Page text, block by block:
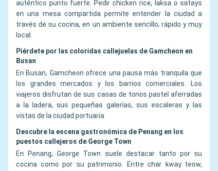
auténtico punto fuerte. Pedir chicken rice, laksa o satays
en una mesa compartida permite entender la ciudad a
través de su cocina, en un ambiente sencillo, rápido y muy
local.
Piérdete por las coloridas callejuelas de Gamcheon en
Busan
En Busan, Gamcheon ofrece una pausa más tranquila que
los grandes mercados y los barrios comerciales. Los
viajeros disfrutan de sus casas de tonos pastel aferradas
a la ladera, sus pequeñas galerías, sus escaleras y las
vistas de la ciudad portuaria.
Descubre la escena gastronómica de Penang en los
puestos callejeros de George Town
En Penang, George Town suele destacar tanto por su
cocina como por su patrimonio. Entre char kway teow,